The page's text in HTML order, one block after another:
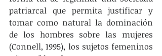
patriarcal que permita justificar y
tomar como natural la dominación
de los hombres sobre las mujeres
(Connell, 1995), los sujetos femeninos